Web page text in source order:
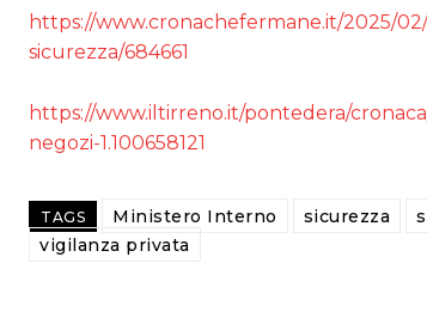
https://www.cronachefermane.it/2025/
sicurezza/684661
https://www.iltirreno.it/pontedera/
negozi-1.100658121
TAGS Ministero Interno sicurezza
vigilanza privata